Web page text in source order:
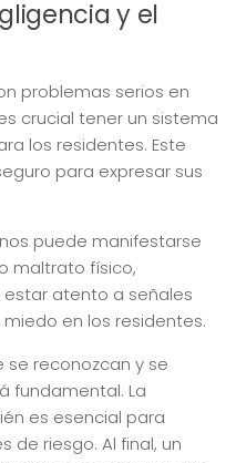
y el
problemas serios en
crucial tener un sistema
los residentes. Este
para expresar sus
puede manifestarse
maltrato físico,
atento a señales
en los residentes.
reconozcan y se
fundamental. La
es esencial para
de riesgo. Al final, un